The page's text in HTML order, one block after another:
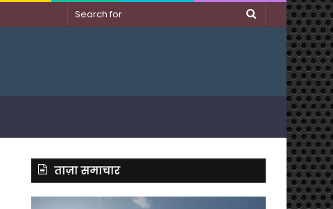
Search
ताज़ा समाचार